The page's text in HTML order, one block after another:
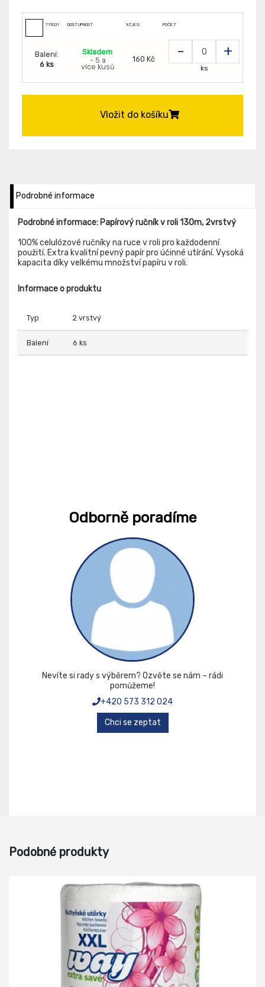
711301 DOSTUPNOST KČ/KS: POČET
Balení:
6 ks
Skladem
- 5 a
více kusů
160 Kč - +
ks
Vložit do košíku
Podrobné informace
Podrobné informace: Papírový ručník v roli 130m, 2vrstvý
100% celulózové ručníky na ruce v roli pro každodenní
použití. Extra kvalitní pevný papír pro účinné utírání. Vysoká
kapacita díky velkému množství papíru v roli.
Informace o produktu
Typ 2 vrstvý
Balení 6 ks
Odborně poradíme
Nevíte si rady s výběrem? Ozvěte se nám – rádi
pomůžeme!
+420 573 312 024
Chci se zeptat
Podobné produkty